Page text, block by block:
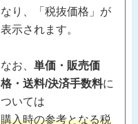
なり、「税抜価格」が
表示されます。
なお、 単価・販売価
格・送料/決済手数料に
ついては
購入時の参考となる税